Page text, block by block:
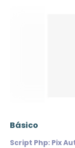
básico
Script Php: Pix